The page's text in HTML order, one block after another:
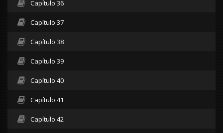
Capítulo 36
Capítulo 37
Capítulo 38
Capítulo 39
Capítulo 40
Capítulo 41
Capítulo 42